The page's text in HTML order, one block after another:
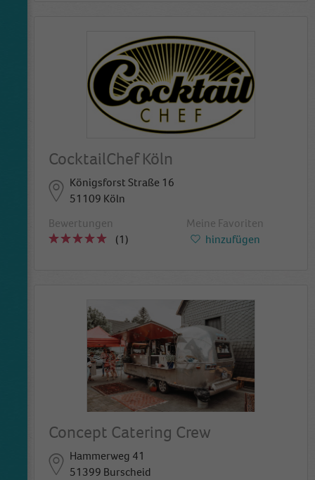
CocktailChef Köln
Königsforst Straße 16
51109 Köln
Bewertungen
(1)
Meine Favoriten
hinzufügen
Concept Catering Crew
Hammerweg 41
51399 Burscheid